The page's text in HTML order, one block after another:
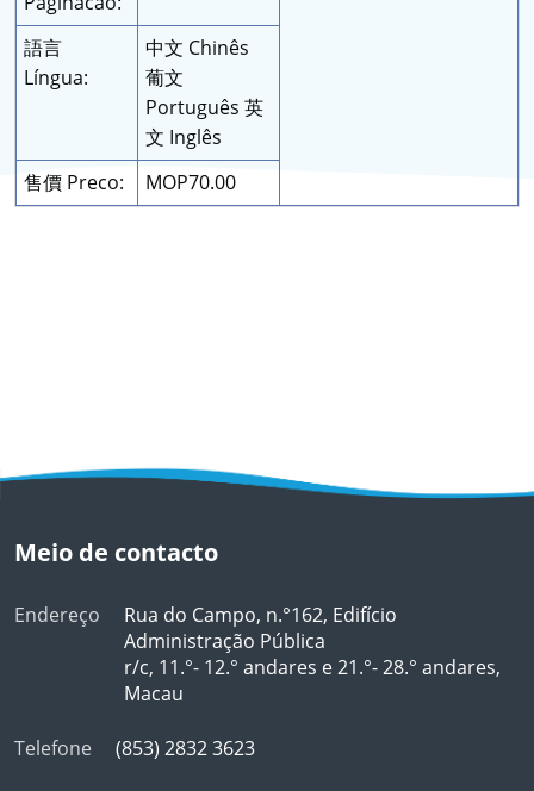
語言
Língua:
中文 Chinês
葡文
Português 英
文 Inglês
售價 Preco:
MOP70.00
Meio de contacto
Endereço
Rua do Campo, n.°162, Edifício
Administração Pública
r/c, 11.°- 12.° andares e 21.°- 28.° andares,
Macau
Telefone (853) 2832 3623